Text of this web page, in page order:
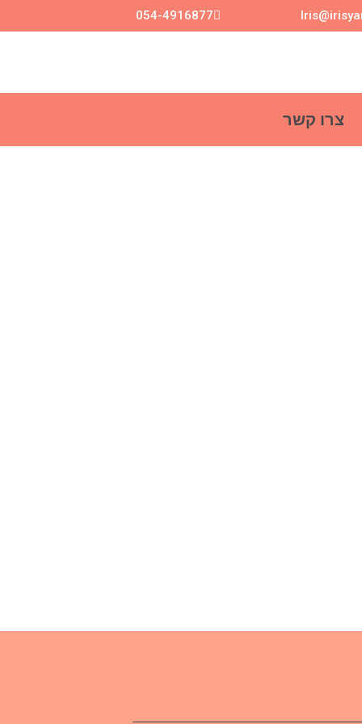
054-4916877
צרו קשר